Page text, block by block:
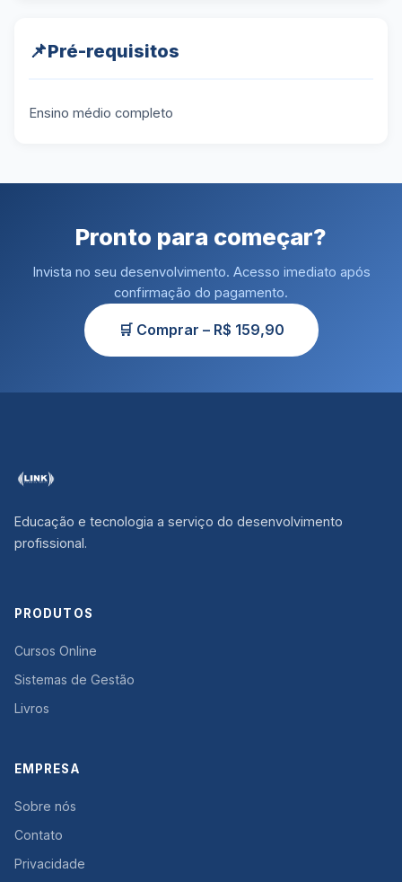
📌Pré-requisitos
Ensino médio completo
Pronto para começar?
Invista no seu desenvolvimento. Acesso imediato após
confirmação do pagamento.
🛒 Comprar – R$ 159,90
Educação e tecnologia a serviço do desenvolvimento
profissional.
PRODUTOS
Cursos Online
Sistemas de Gestão
Livros
EMPRESA
Sobre nós
Contato
Privacidade